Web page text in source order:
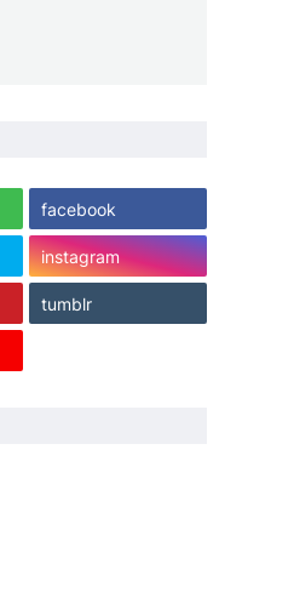
facebook
instagram
tumblr